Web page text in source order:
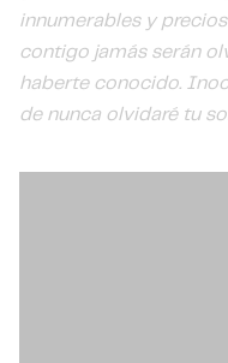
innumerables y
contigo jamás serán
haberte conocido.
de nunca olvidaré tu